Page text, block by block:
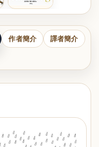
作者簡介 譯者簡介